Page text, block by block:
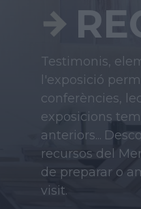
Testimonis,
l'exposició
conferències,
exposicions
anteriors...
recursos del
de preparar o
visit.